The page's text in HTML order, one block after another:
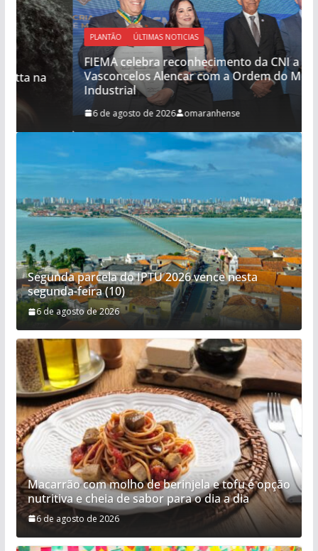
PLANTÃO ÚLTIMAS NOTICIAS
FIEMA celebra reconhecimento da CNI a Roberto
Vasconcelos Alencar com a Ordem do Mérito
6 de agosto de 2026 omaranhense
Segunda parcela do IPTU 2026 vence nesta
segunda-feira (10)
6 de agosto de 2026
Macarrão com molho de berinjela e tofu é opção
nutritiva e cheia de sabor para o dia a dia
6 de agosto de 2026